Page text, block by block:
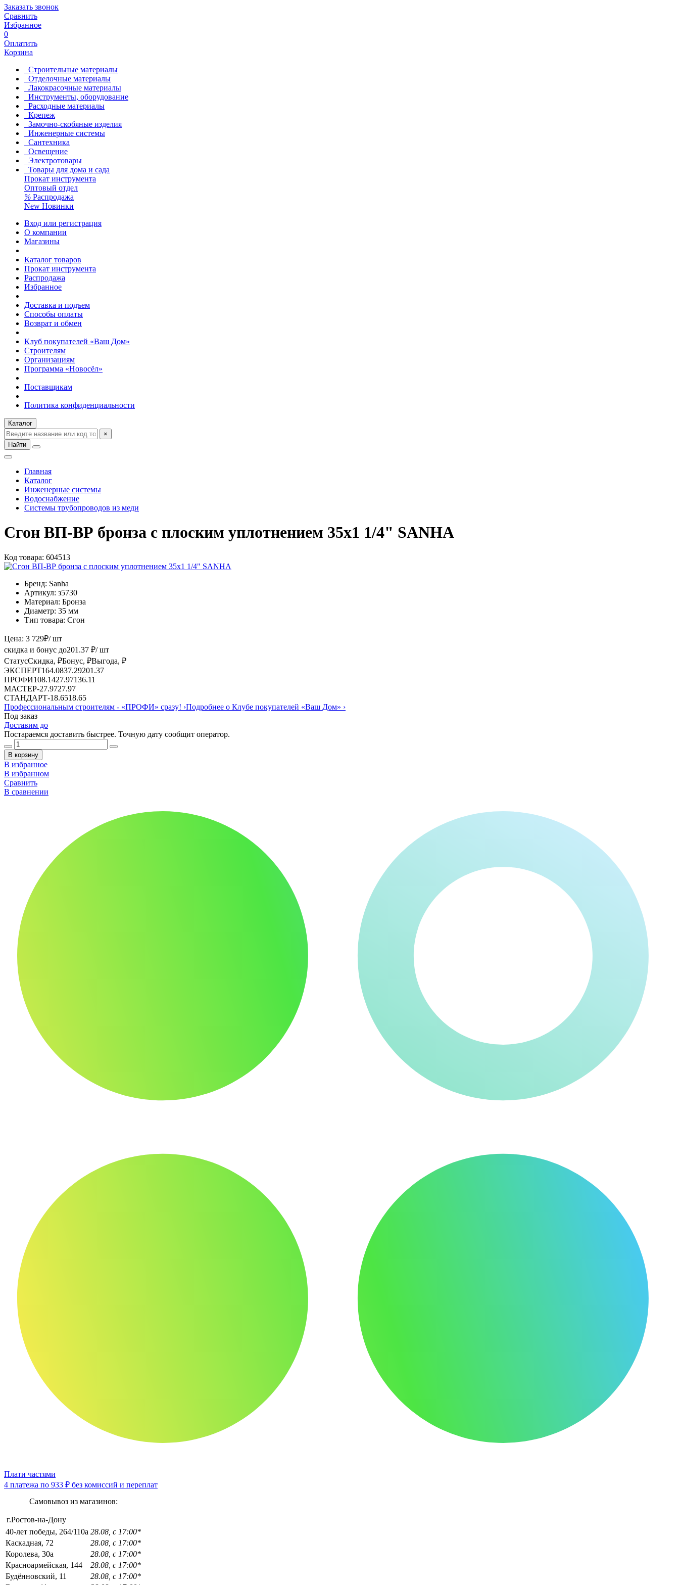
Заказать звонок
Сравнить
Избранное
0
Оплатить
Корзина
Строительные материалы
Отделочные материалы
Лакокрасочные материалы
Инструменты, оборудование
Расходные материалы
Крепеж
Замочно-скобяные изделия
Инженерные системы
Сантехника
Освещение
Электротовары
Товары для дома и сада
Прокат инструмента
Оптовый отдел
% Распродажа
New Новинки
Вход или регистрация
О компании
Магазины
Каталог товаров
Прокат инструмента
Распродажа
Избранное
Доставка и подъем
Способы оплаты
Возврат и обмен
Клуб покупателей «Ваш Дом»
Строителям
Организациям
Программа «Новосёл»
Поставщикам
Политика конфиденциальности
Каталог
×
Найти
Главная
Каталог
Инженерные системы
Водоснабжение
Системы трубопроводов из меди
Сгон ВП-ВР бронза с плоским уплотнением 35x1 1/4" SANHA
Код товара: 604513
Бренд: Sanha
Артикул: з5730
Материал: Бронза
Диаметр: 35 мм
Тип товара: Сгон
Цена: 3 729₽/ шт
скидка и бонус до201.37 ₽/ шт
СтатусСкидка, ₽Бонус, ₽Выгода, ₽
ЭКСПЕРТ164.0837.29201.37
ПРОФИ108.1427.97136.11
МАСТЕР-27.9727.97
СТАНДАРТ-18.6518.65
Профессиональным строителям - «ПРОФИ» сразу! ›Подробнее о Клубе покупателей «Ваш Дом» ›
Под заказ
Доставим до
Постараемся доставить быстрее. Точную дату сообщит оператор.
В корзину
В избранное
В избранном
Сравнить
В сравнении
Плати частями
4 платежа по 933 ₽ без комиссий и переплат
Самовывоз из магазинов:
г.Ростов-на-Дону
40-лет победы, 264/110а 28.08, с 17:00*
Каскадная, 72
28.08, с 17:00*
Королева, 30а
28.08, с 17:00*
Красноармейская, 144
28.08, с 17:00*
Будённовский, 11
28.08, с 17:00*